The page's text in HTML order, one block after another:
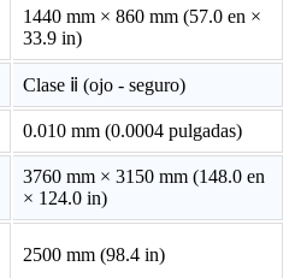
1440 mm × 860 mm (57.0 en ×
33.9 in)
Clase ⅱ (ojo - seguro)
0.010 mm (0.0004 pulgadas)
3760 mm × 3150 mm (148.0 en
× 124.0 in)
2500 mm (98.4 in)